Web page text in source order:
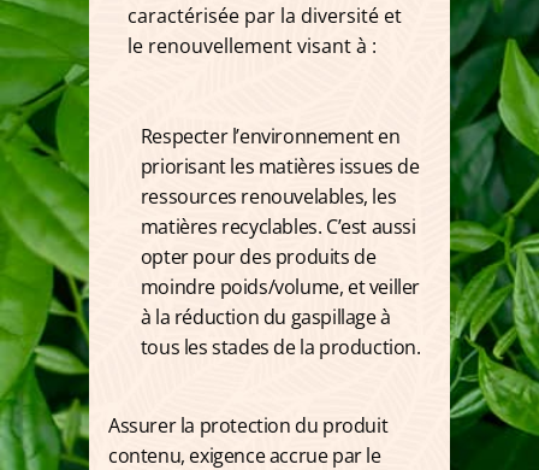
caractérisée par la diversité et
le renouvellement visant à :
Respecter l’environnement en
priorisant les matières issues de
ressources renouvelables, les
matières recyclables. C’est aussi
opter pour des produits de
moindre poids/volume, et veiller
à la réduction du gaspillage à
tous les stades de la production.
Assurer la protection du produit
contenu, exigence accrue par le